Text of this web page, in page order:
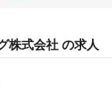
株式会社 の求人